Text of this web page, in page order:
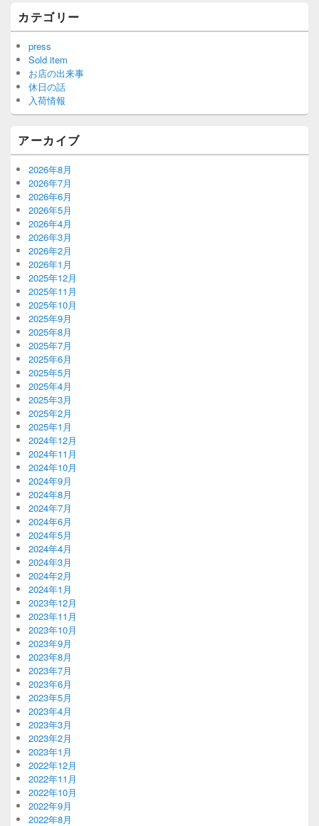
カテゴリー
press
Sold item
お店の出来事
休日の話
入荷情報
アーカイブ
2026年8月
2026年7月
2026年6月
2026年5月
2026年4月
2026年3月
2026年2月
2026年1月
2025年12月
2025年11月
2025年10月
2025年9月
2025年8月
2025年7月
2025年6月
2025年5月
2025年4月
2025年3月
2025年2月
2025年1月
2024年12月
2024年11月
2024年10月
2024年9月
2024年8月
2024年7月
2024年6月
2024年5月
2024年4月
2024年3月
2024年2月
2024年1月
2023年12月
2023年11月
2023年10月
2023年9月
2023年8月
2023年7月
2023年6月
2023年5月
2023年4月
2023年3月
2023年2月
2023年1月
2022年12月
2022年11月
2022年10月
2022年9月
2022年8月